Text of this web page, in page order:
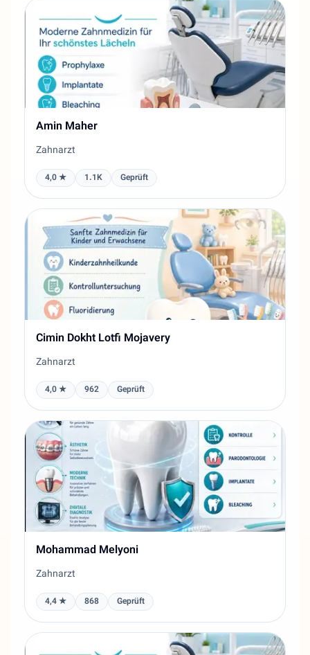
Amin Maher
Zahnarzt
4,0 ★ 1.1K Geprüft
Cimin Dokht Lotfi Mojavery
Zahnarzt
4,0 ★ 962 Geprüft
Mohammad Melyoni
Zahnarzt
4,4 ★ 868 Geprüft